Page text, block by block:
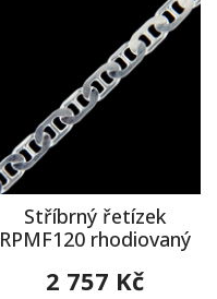
Stříbrný řetízek
RPMF120 rhodiovaný
2 757 Kč